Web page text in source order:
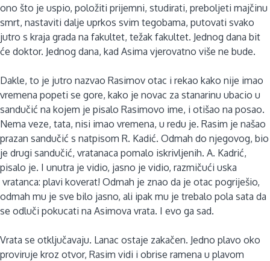
ono što je uspio, položiti prijemni, studirati, preboljeti majčinu
smrt, nastaviti dalje uprkos svim tegobama, putovati svako
jutro s kraja grada na fakultet, težak fakultet. Jednog dana bit
će doktor. Jednog dana, kad Asima vjerovatno više ne bude.
Dakle, to je jutro nazvao Rasimov otac i rekao kako nije imao
vremena popeti se gore, kako je novac za stanarinu ubacio u
sandučić na kojem je pisalo Rasimovo ime, i otišao na posao.
Nema veze, tata, nisi imao vremena, u redu je. Rasim je našao
prazan sandučić s natpisom R. Kadić. Odmah do njegovog, bio
je drugi sandučić, vratanaca pomalo iskrivljenih. A. Kadrić,
pisalo je. I unutra je vidio, jasno je vidio, razmičući uska
vratanca: plavi koverat! Odmah je znao da je otac pogriješio,
odmah mu je sve bilo jasno, ali ipak mu je trebalo pola sata da
se odluči pokucati na Asimova vrata. I evo ga sad.
Vrata se otključavaju. Lanac ostaje zakačen. Jedno plavo oko
proviruje kroz otvor, Rasim vidi i obrise ramena u plavom